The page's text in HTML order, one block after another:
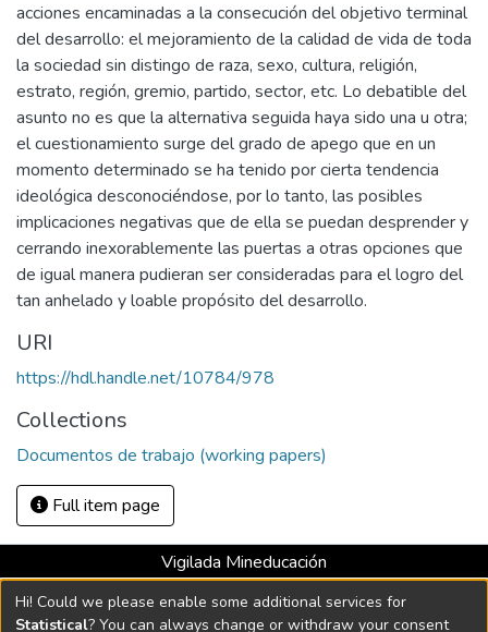
acciones encaminadas a la consecución del objetivo terminal
del desarrollo: el mejoramiento de la calidad de vida de toda
la sociedad sin distingo de raza, sexo, cultura, religión,
estrato, región, gremio, partido, sector, etc. Lo debatible del
asunto no es que la alternativa seguida haya sido una u otra;
el cuestionamiento surge del grado de apego que en un
momento determinado se ha tenido por cierta tendencia
ideológica desconociéndose, por lo tanto, las posibles
implicaciones negativas que de ella se puedan desprender y
cerrando inexorablemente las puertas a otras opciones que
de igual manera pudieran ser consideradas para el logro del
tan anhelado y loable propósito del desarrollo.
URI
https://hdl.handle.net/10784/978
Collections
Documentos de trabajo (working papers)
Full item page
Vigilada Mineducación
Universidad con Acreditación Institucional hasta 2026 -
Resolución MEN 2158 de 2018
Hi! Could we please enable some additional services for
Statistical? You can always change or withdraw your consent